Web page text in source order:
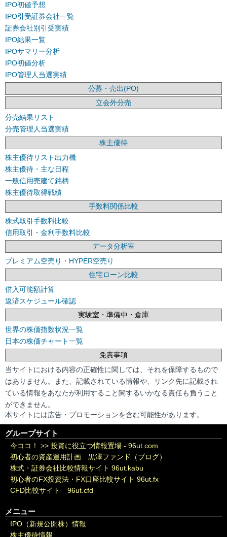
IPO初値予想
IPO引受証券会社一覧
証券会社別引受実績
IPO結果一覧
IPOサマリー分析
IPO初値分析
IPO管理人当選実績
公募・売出(PO)
立会外分売
分売結果リスト
分売管理人当選実績
株主優待
株主優待リスト出力機
株主優待・主な日程
一般信用売建て銘柄
株主優待取得戦績
手数料関係比較
株式取引手数料比較
信用取引・金利手数料比較
データ分析室
プレミアム空売り・HYPER空売り
住宅ローン比較
借入可能額計算
返済スケジュール確認
実験室・準備中・倉庫
世界の株価指数状況一覧
日本の株価チャート一覧
免責事項
当サイトにおける内容の正確性に関しては、それを保障するもので
はありません。また、記載されている情報や、リンク先に記載され
ている情報をあなたが利用すること関するいかなる責任も負うこと
ができません。
本サイトには広告・プロモーションを含む可能性があります。
グループサイト
今ココ！ >> 投資に役立つ情報置場 - 96ut.com
初心者の資産運用計画 黒澤ファンド（ブログ）
株式・証券会社比較情報サイト 96ut.kabu
初心者のFX投資法・FX口座比較サイト 96ut.fx
CFD比較サイト 96ut.cfd
メニュー
IPO（新規公開株）情報
株主優待情報